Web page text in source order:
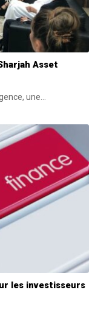
Asset
une
les investisseurs